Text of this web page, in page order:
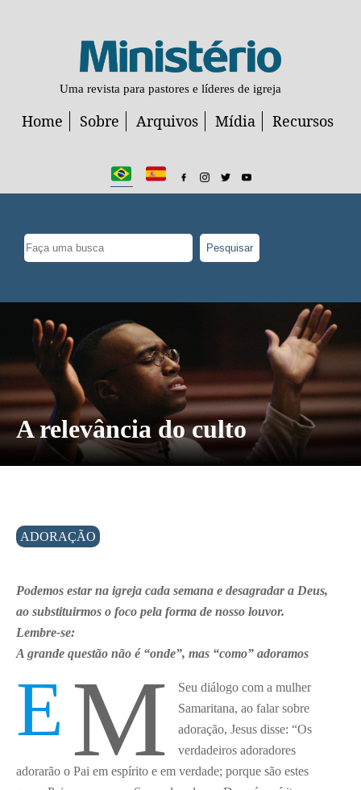
Uma revista para pastores e líderes de igreja
Home Sobre Arquivos Mídia Recursos
Pesquisar
A relevância do culto
ADORAÇÃO
Podemos estar na igreja cada semana e desagradar a Deus,
ao substituirmos o foco pela forma de nosso louvor.
Lembre-se:
A grande questão não é “onde”, mas “como” adoramos
Em
Seu diálogo com a mulher
Samaritana, ao falar sobre
adoração, Jesus disse: “Os
verdadeiros adoradores
adorarão o Pai em espírito e em verdade; porque são estes